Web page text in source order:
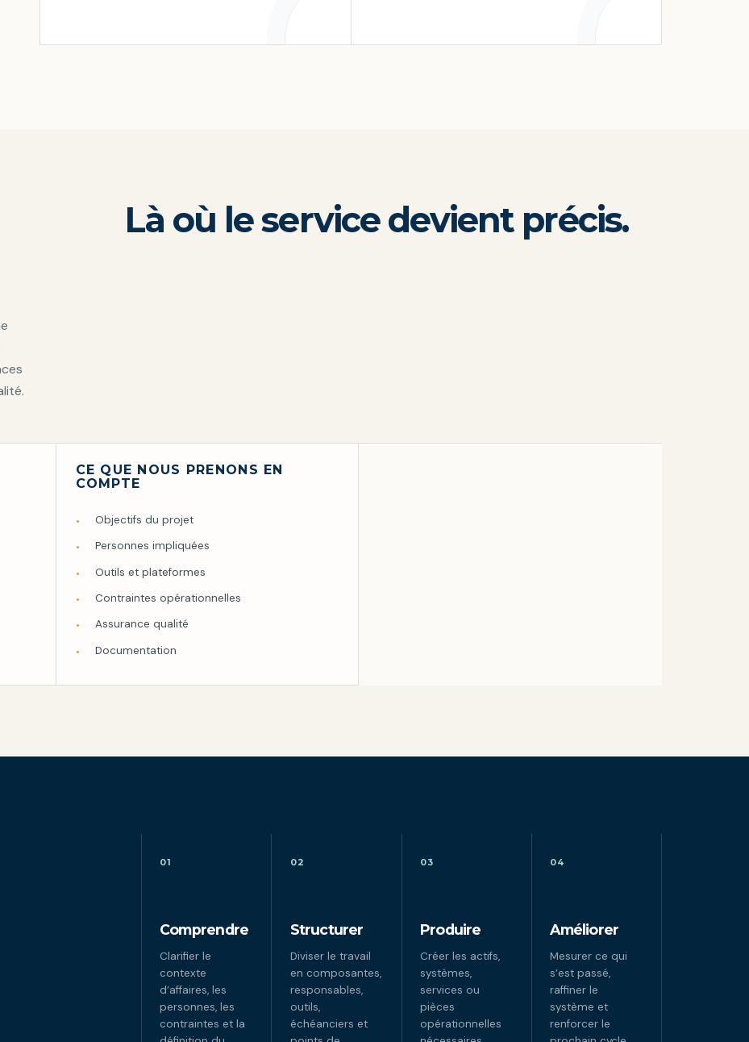
Là où le service devient précis.
CE QUE NOUS PRENONS EN
COMPTE
Objectifs du projet
Personnes impliquées
Outils et plateformes
Contraintes opérationnelles
Assurance qualité
Documentation
01
Comprendre
Clarifier le
contexte
d’affaires, les
personnes, les
contraintes et la
02
Structurer
Diviser le travail
en composantes,
responsables,
outils,
échéanciers et
03
Produire
Créer les actifs,
systèmes,
services ou
pièces
opérationnelles
04
Améliorer
Mesurer ce qui
s’est passé,
raffiner le
système et
renforcer le